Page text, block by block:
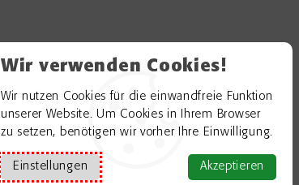
Wir verwenden Cookies!
Wir nutzen Cookies für die einwandfreie Funktion
unserer Website. Um Cookies in Ihrem Browser
zu setzen, benötigen wir vorher Ihre Einwilligung.
Einstellungen Akzeptieren